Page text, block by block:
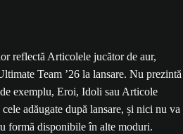
reflectă Articolele jucător de aur,
Team ’26 la lansare. Nu prezintă
exemplu, Eroi, Idoli sau Articole
adăugate după lansare, și nici nu va
formă disponibile în alte moduri.